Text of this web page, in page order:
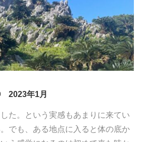
年1月
た。という実感もあまりに来てい
でも、ある地点に入ると体の底か